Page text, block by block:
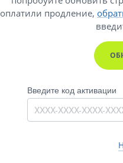
оплатили продление,
Введите код активации